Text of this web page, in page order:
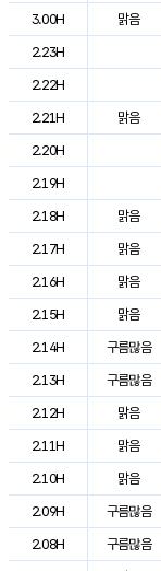
3.00H
맑음
2.23H
2.22H
2.21H
맑음
2.20H
2.19H
2.18H
맑음
2.17H
맑음
2.16H
맑음
2.15H
맑음
2.14H
구름많음
2.13H
구름많음
2.12H
맑음
2.11H
맑음
2.10H
맑음
2.09H
구름많음
2.08H
구름많음